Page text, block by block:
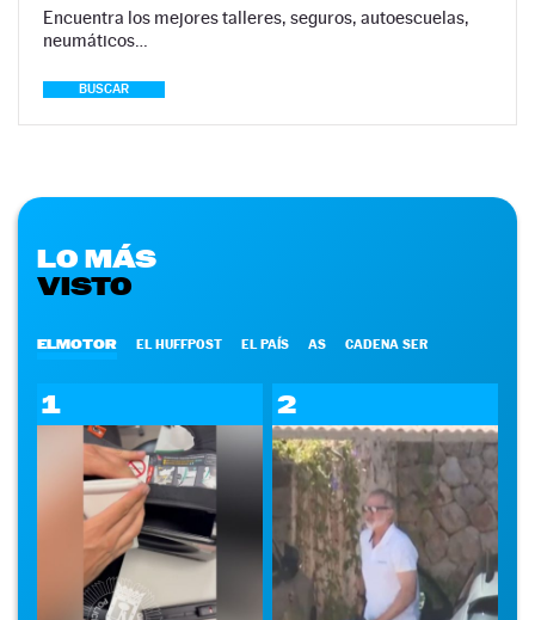
Encuentra los mejores talleres, seguros, autoescuelas,
neumáticos…
BUSCAR
LO MÁS
VISTO
ELMOTOR EL HUFFPOST EL PAÍS AS CADENA SER
1 2